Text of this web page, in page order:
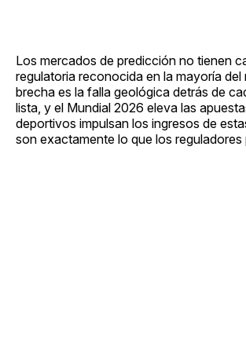
Los mercados de predicción no tienen
regulatoria reconocida en la mayoría del
brecha es la falla geológica detrás de
lista, y el Mundial 2026 eleva las
deportivos impulsan los ingresos de
son exactamente lo que los reguladores